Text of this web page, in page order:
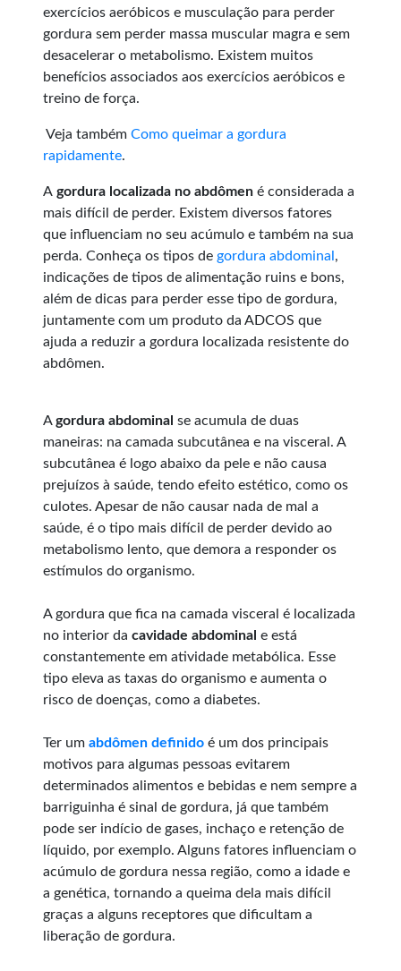
exercícios aeróbicos e musculação para perder
gordura sem perder massa muscular magra e sem
desacelerar o metabolismo. Existem muitos
benefícios associados aos exercícios aeróbicos e
treino de força.
Veja também Como queimar a gordura
rapidamente.
A gordura localizada no abdômen é considerada a
mais difícil de perder. Existem diversos fatores
que influenciam no seu acúmulo e também na sua
perda. Conheça os tipos de gordura abdominal ,
indicações de tipos de alimentação ruins e bons,
além de dicas para perder esse tipo de gordura,
juntamente com um produto da ADCOS que
ajuda a reduzir a gordura localizada resistente do
abdômen.
Agordura abdominal se acumula de duas
maneiras: na camada subcutânea e na visceral. A
subcutânea é logo abaixo da pele e não causa
prejuízos à saúde, tendo efeito estético, como os
culotes. Apesar de não causar nada de mal a
saúde, é o tipo mais difícil de perder devido ao
metabolismo lento, que demora a responder os
estímulos do organismo.
A gordura que fica na camada visceral é localizada
no interior da cavidade abdominal e está
constantemente em atividade metabólica. Esse
tipo eleva as taxas do organismo e aumenta o
risco de doenças, como a diabetes.
Ter um abdômen definido é um dos principais
motivos para algumas pessoas evitarem
determinados alimentos e bebidas e nem sempre a
barriguinha é sinal de gordura, já que também
pode ser indício de gases, inchaço e retenção de
líquido, por exemplo. Alguns fatores influenciam o
acúmulo de gordura nessa região, como a idade e
a genética, tornando a queima dela mais difícil
graças a alguns receptores que dificultam a
liberação de gordura.